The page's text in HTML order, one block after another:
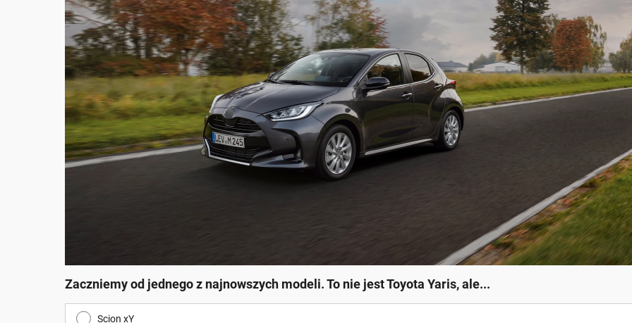
Zaczniemy od jednego z najnowszych modeli. To nie jest Toyota Yaris, ale...
Scion xY